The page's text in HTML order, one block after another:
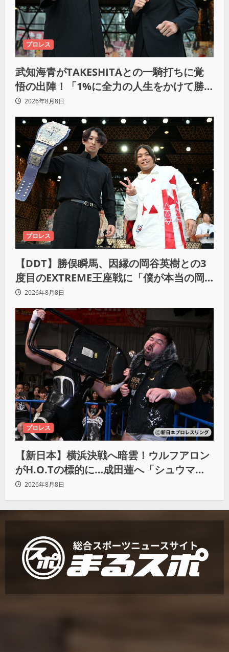
プロレス
武知海青がTAKESHITAとの一騎打ちに覚
悟の出陣！「1%に全力の人生をかけて勝
ちにいきたい」
2026年8月8日
プロレス
【DDT】勝俣瞬馬、因縁の岡谷英樹との3
度目のEXTREME王座戦に「僕が本当の岡
谷英樹を引き出して獲りたい」
2026年8月8日
プロレス
【新日本】横浜決戦へ暗雲！ウルフアロン
がH.O.Tの標的に…成田蓮へ「シュウマイ
にしてやる」と怒り爆発
2026年8月8日